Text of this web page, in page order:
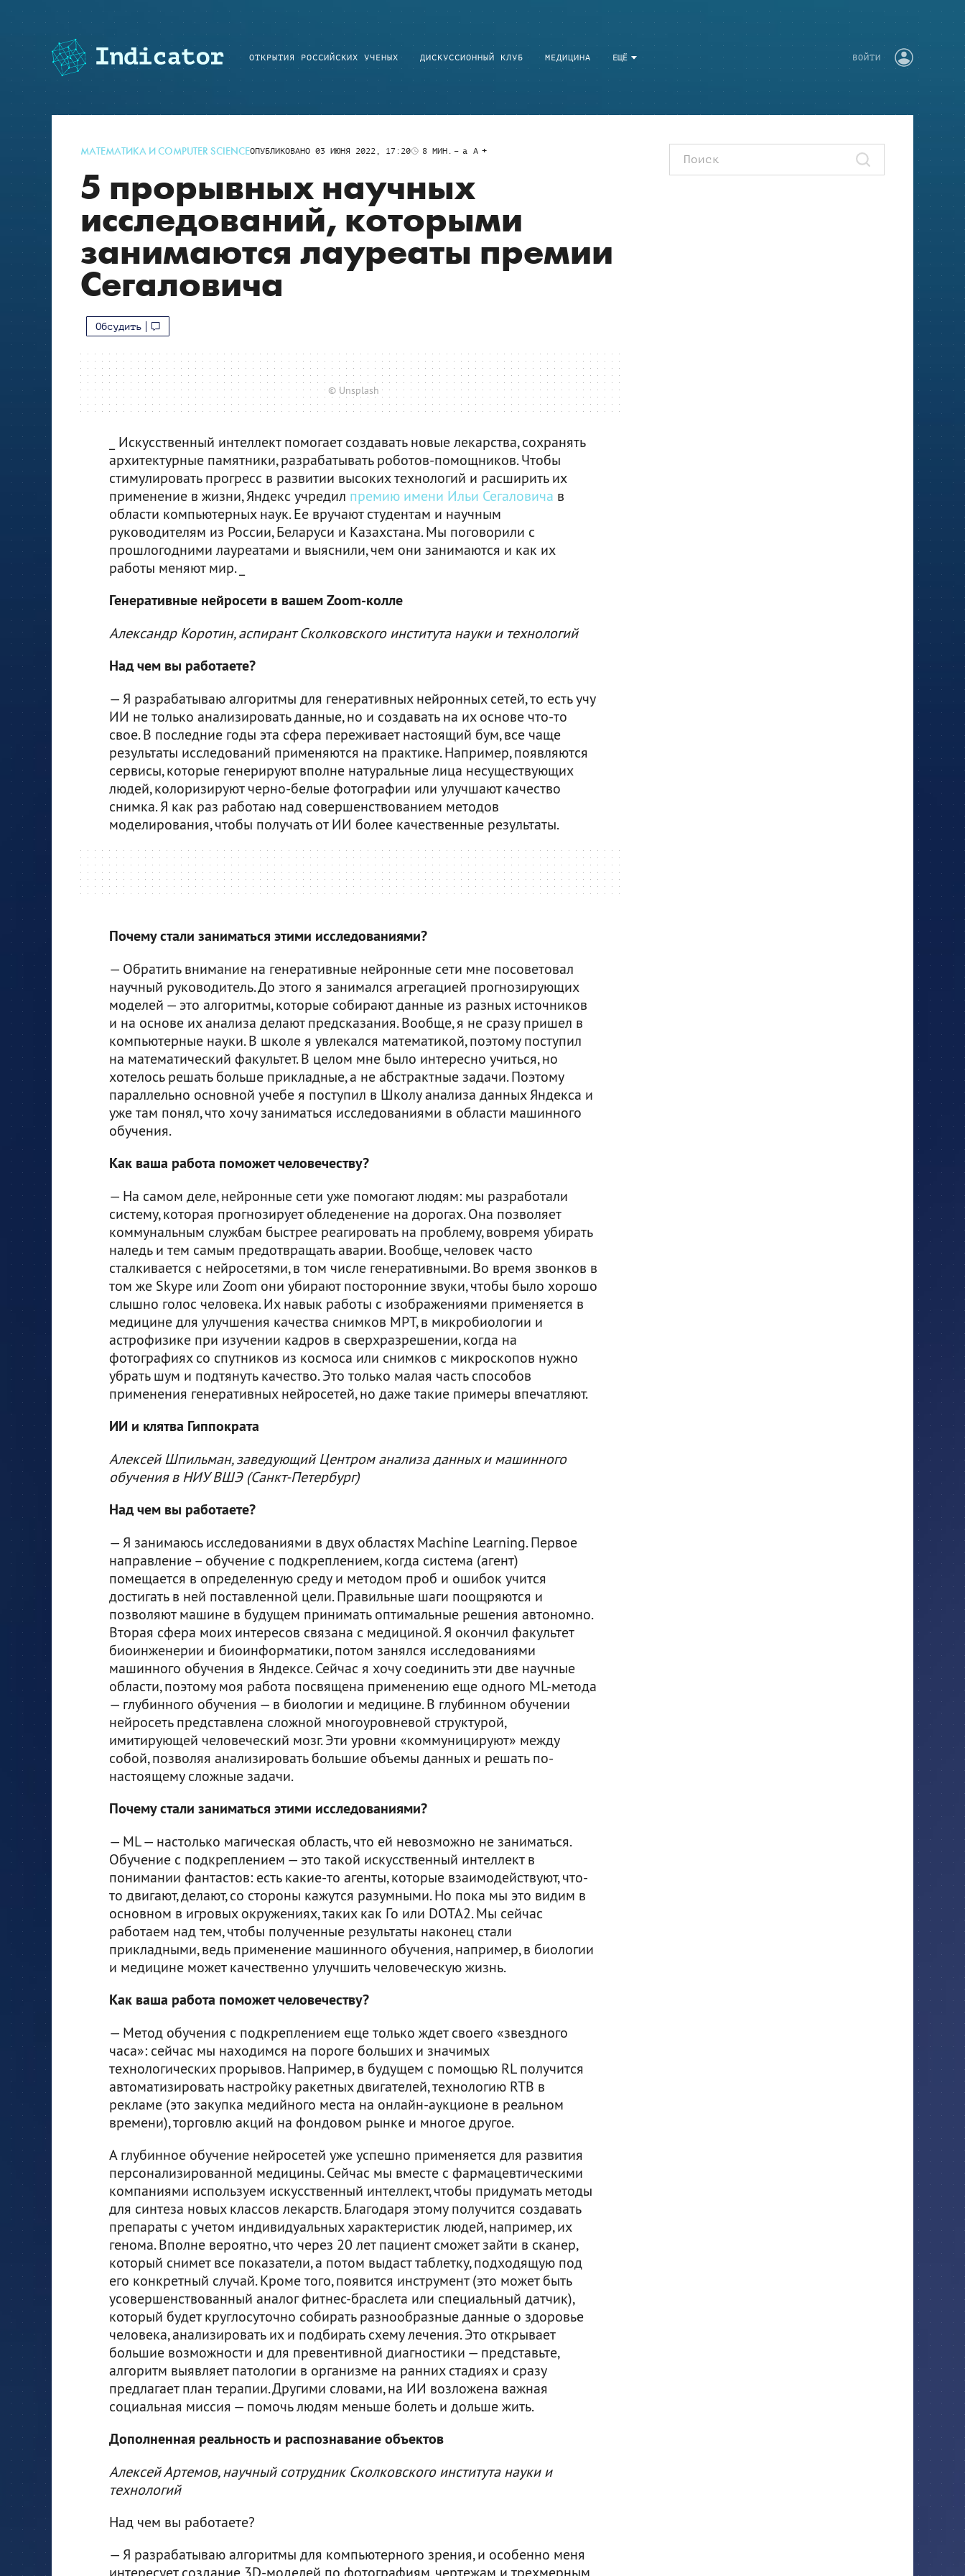
ЕЩЁ
ОТКРЫТИЯ РОССИЙСКИХ УЧЕНЫХ ДИСКУССИОННЫЙ КЛУБ МЕДИЦИНА ВОЙТИ
МАТЕМАТИКА И COMPUTER SCIENCEОПУБЛИКОВАНО 03 ИЮНЯ 2022, 17:20 8 МИН. a A
5 прорывных научных
исследований, которыми
занимаются лауреаты премии
Сегаловича
Обсудить
© Unsplash
_ Искусственный интеллект помогает создавать новые лекарства, сохранять
архитектурные памятники, разрабатывать роботов-помощников. Чтобы
стимулировать прогресс в развитии высоких технологий и расширить их
применение в жизни, Яндекс учредил премию имени Ильи Сегаловича в
области компьютерных наук. Ее вручают студентам и научным
руководителям из России, Беларуси и Казахстана. Мы поговорили с
прошлогодними лауреатами и выяснили, чем они занимаются и как их
работы меняют мир. _
Генеративные нейросети в вашем Zoom-колле
Александр Коротин, аспирант Сколковского института науки и технологий
Над чем вы работаете?
— Я разрабатываю алгоритмы для генеративных нейронных сетей, то есть учу
ИИ не только анализировать данные, но и создавать на их основе что-то
свое. В последние годы эта сфера переживает настоящий бум, все чаще
результаты исследований применяются на практике. Например, появляются
сервисы, которые генерируют вполне натуральные лица несуществующих
людей, колоризируют черно-белые фотографии или улучшают качество
снимка. Я как раз работаю над совершенствованием методов
моделирования, чтобы получать от ИИ более качественные результаты.
Почему стали заниматься этими исследованиями?
— Обратить внимание на генеративные нейронные сети мне посоветовал
научный руководитель. До этого я занимался агрегацией прогнозирующих
моделей — это алгоритмы, которые собирают данные из разных источников
и на основе их анализа делают предсказания. Вообще, я не сразу пришел в
компьютерные науки. В школе я увлекался математикой, поэтому поступил
на математический факультет. В целом мне было интересно учиться, но
хотелось решать больше прикладные, а не абстрактные задачи. Поэтому
параллельно основной учебе я поступил в Школу анализа данных Яндекса и
уже там понял, что хочу заниматься исследованиями в области машинного
обучения.
Как ваша работа поможет человечеству?
— На самом деле, нейронные сети уже помогают людям: мы разработали
систему, которая прогнозирует обледенение на дорогах. Она позволяет
коммунальным службам быстрее реагировать на проблему, вовремя убирать
наледь и тем самым предотвращать аварии. Вообще, человек часто
сталкивается с нейросетями, в том числе генеративными. Во время звонков в
том же Skype или Zoom они убирают посторонние звуки, чтобы было хорошо
слышно голос человека. Их навык работы с изображениями применяется в
медицине для улучшения качества снимков МРТ, в микробиологии и
астрофизике при изучении кадров в сверхразрешении, когда на
фотографиях со спутников из космоса или снимков с микроскопов нужно
убрать шум и подтянуть качество. Это только малая часть способов
применения генеративных нейросетей, но даже такие примеры впечатляют.
ИИ и клятва Гиппократа
Алексей Шпильман, заведующий Центром анализа данных и машинного
обучения в НИУ ВШЭ (Санкт-Петербург)
Над чем вы работаете?
— Я занимаюсь исследованиями в двух областях Machine Learning. Первое
направление – обучение с подкреплением, когда система (агент)
помещается в определенную среду и методом проб и ошибок учится
достигать в ней поставленной цели. Правильные шаги поощряются и
позволяют машине в будущем принимать оптимальные решения автономно.
Вторая сфера моих интересов связана с медициной. Я окончил факультет
биоинженерии и биоинформатики, потом занялся исследованиями
машинного обучения в Яндексе. Сейчас я хочу соединить эти две научные
области, поэтому моя работа посвящена применению еще одного ML-метода
— глубинного обучения — в биологии и медицине. В глубинном обучении
нейросеть представлена сложной многоуровневой структурой,
имитирующей человеческий мозг. Эти уровни «коммуницируют» между
собой, позволяя анализировать большие объемы данных и решать по-
настоящему сложные задачи.
Почему стали заниматься этими исследованиями?
— ML — настолько магическая область, что ей невозможно не заниматься.
Обучение с подкреплением — это такой искусственный интеллект в
понимании фантастов: есть какие-то агенты, которые взаимодействуют, что-
то двигают, делают, со стороны кажутся разумными. Но пока мы это видим в
основном в игровых окружениях, таких как Го или DOTA2. Мы сейчас
работаем над тем, чтобы полученные результаты наконец стали
прикладными, ведь применение машинного обучения, например, в биологии
и медицине может качественно улучшить человеческую жизнь.
Как ваша работа поможет человечеству?
— Метод обучения с подкреплением еще только ждет своего «звездного
часа»: сейчас мы находимся на пороге больших и значимых
технологических прорывов. Например, в будущем с помощью RL получится
автоматизировать настройку ракетных двигателей, технологию RTB в
рекламе (это закупка медийного места на онлайн-аукционе в реальном
времени), торговлю акций на фондовом рынке и многое другое.
А глубинное обучение нейросетей уже успешно применяется для развития
персонализированной медицины. Сейчас мы вместе с фармацевтическими
компаниями используем искусственный интеллект, чтобы придумать методы
для синтеза новых классов лекарств. Благодаря этому получится создавать
препараты с учетом индивидуальных характеристик людей, например, их
генома. Вполне вероятно, что через 20 лет пациент сможет зайти в сканер,
который снимет все показатели, а потом выдаст таблетку, подходящую под
его конкретный случай. Кроме того, появится инструмент (это может быть
усовершенствованный аналог фитнес-браслета или специальный датчик),
который будет круглосуточно собирать разнообразные данные о здоровье
человека, анализировать их и подбирать схему лечения. Это открывает
большие возможности и для превентивной диагностики — представьте,
алгоритм выявляет патологии в организме на ранних стадиях и сразу
предлагает план терапии. Другими словами, на ИИ возложена важная
социальная миссия — помочь людям меньше болеть и дольше жить.
Дополненная реальность и распознавание объектов
Алексей Артемов, научный сотрудник Сколковского института науки и
технологий
Над чем вы работаете?
— Я разрабатываю алгоритмы для компьютерного зрения, и особенно меня
интересует создание 3D-моделей по фотографиям, чертежам и трехмерным